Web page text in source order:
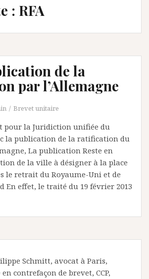
: RFA
de la
par l’Allemagne
Brevet unitaire
pour la Juridiction unifiée du
la publication de la ratification du
La publication Reste en
de la ville à désigner à la place
le retrait du Royaume-Uni et de
En effet, le traité du 19 février 2013
Schmitt, avocat à Paris,
contrefaçon de brevet, CCP,